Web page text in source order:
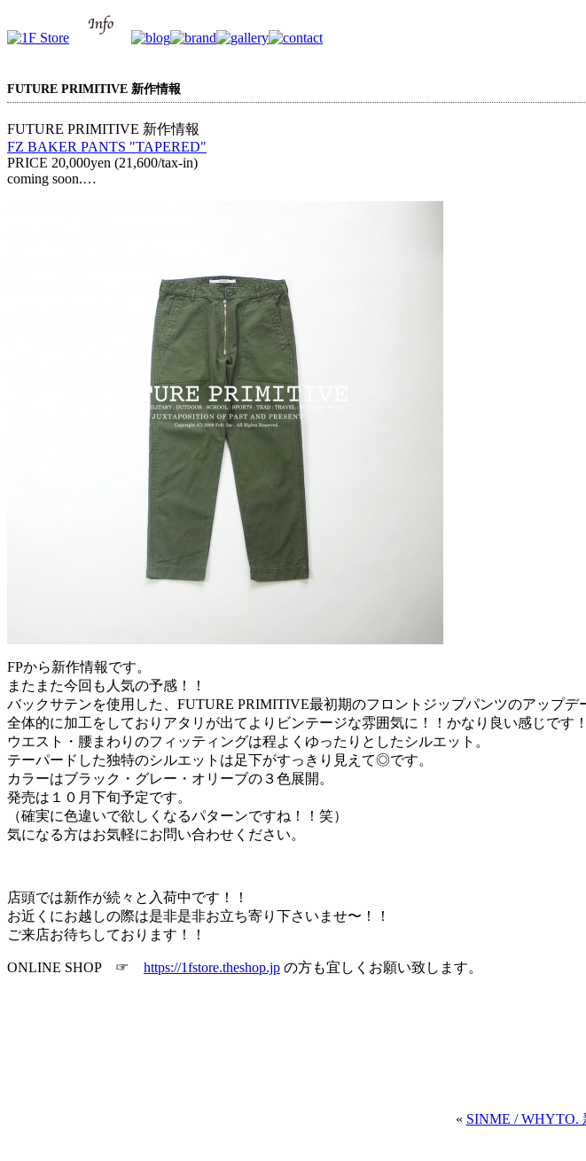
FUTURE PRIMITIVE 新作情報
FUTURE PRIMITIVE 新作情報
FZ BAKER PANTS "TAPERED"
PRICE 20,000yen (21,600/tax-in)
coming soon.…
FPから新作情報です。
またまた今回も人気の予感！！
バックサテンを使用した、FUTURE PRIMITIVE最初期のフロントジップパンツのアップデ
全体的に加工をしておりアタリが出てよりビンテージな雰囲気に！！かなり良い感じです！
ウエスト・腰まわりのフィッティングは程よくゆったりとしたシルエット。
テーパードした独特のシルエットは足下がすっきり見えて◎です。
カラーはブラック・グレー・オリーブの３色展開。
発売は１０月下旬予定です。
（確実に色違いで欲しくなるパターンですね！！笑）
気になる方はお気軽にお問い合わせください。
店頭では新作が続々と入荷中です！！
お近くにお越しの際は是非是非お立ち寄り下さいませ〜！！
ご来店お待ちしております！！
ONLINE SHOP ☞ https://1fstore.theshop.jp の方も宜しくお願い致します。
« SINME / WHYTO.